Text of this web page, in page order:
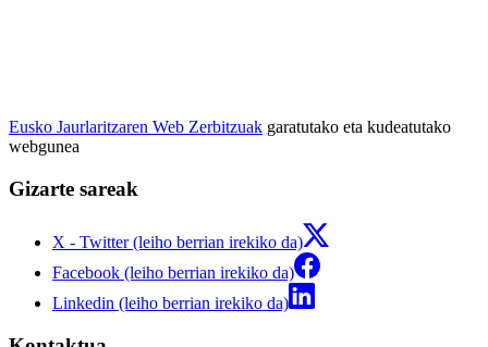
Eusko Jaurlaritzaren Web Zerbitzuak garatutako eta kudeatutako
webgunea
Gizarte sareak
X - Twitter (leiho berrian irekiko da)
Facebook (leiho berrian irekiko da)
Linkedin (leiho berrian irekiko da)